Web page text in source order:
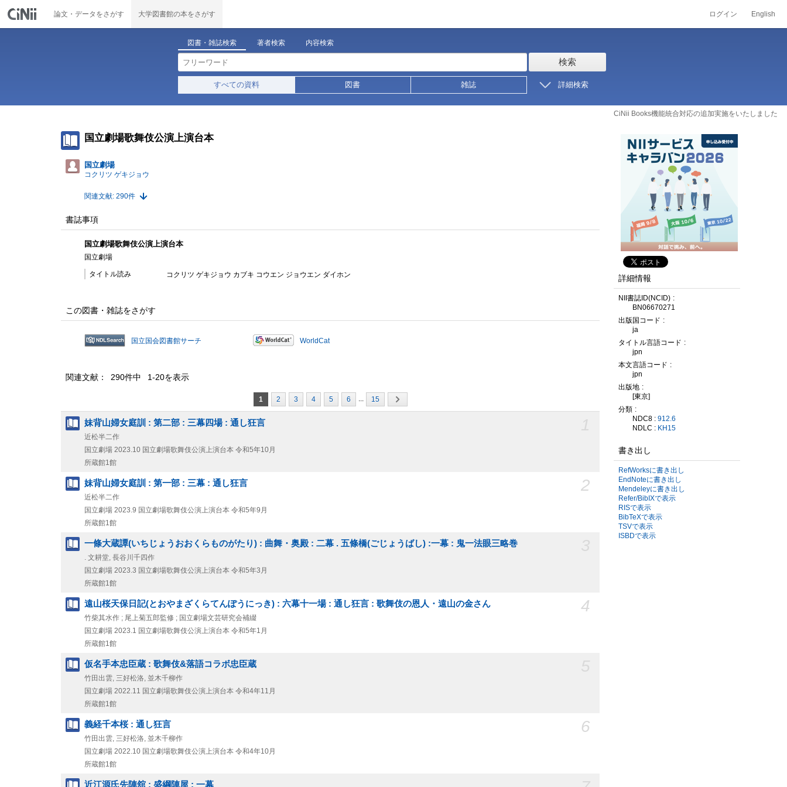
論文・データをさがす 大学図書館の本をさがす ログイン English
図書・雑誌検索 著者検索 内容検索
検索
すべての資料 図書 雑誌 詳細検索
CiNii Books機能統合対応の追加実施をいたしました
国立劇場歌舞伎公演上演台本
国立劇場
コクリツ ゲキジョウ
関連文献: 290件
書誌事項
国立劇場歌舞伎公演上演台本
国立劇場
タイトル読み コクリツ ゲキジョウ カブキ コウエン ジョウエン ダイホン
この図書・雑誌をさがす
国立国会図書館サーチ WorldCat
関連文献： 290件中 1-20を表示
1 2 3 4 5 6 ... 15
妹背山婦女庭訓 : 第二部 : 三幕四場 : 通し狂言
近松半二作
国立劇場 2023.10 国立劇場歌舞伎公演上演台本 令和5年10月
所蔵館1館
2
妹背山婦女庭訓 : 第一部 : 三幕 : 通し狂言
近松半二作
国立劇場 2023.9 国立劇場歌舞伎公演上演台本 令和5年9月
所蔵館1館
一條大蔵譚(いちじょうおおくらものがたり) : 曲舞・奥殿 : 二幕 . 五條橋(ごじょうばし) :一幕 : 鬼一法眼三略巻
. 文耕堂, 長谷川千四作
国立劇場 2023.3 国立劇場歌舞伎公演上演台本 令和5年3月
所蔵館1館
4
遠山桜天保日記(とおやまざくらてんぽうにっき) : 六幕十一場 : 通し狂言 : 歌舞伎の恩人・遠山の金さん
竹柴其水作 ; 尾上菊五郎監修 ; 国立劇場文芸研究会補綴
国立劇場 2023.1 国立劇場歌舞伎公演上演台本 令和5年1月
所蔵館1館
仮名手本忠臣蔵 : 歌舞伎&落語コラボ忠臣蔵
竹田出雲, 三好松洛, 並木千柳作
国立劇場 2022.11 国立劇場歌舞伎公演上演台本 令和4年11月
所蔵館1館
6
義経千本桜 : 通し狂言
竹田出雲, 三好松洛, 並木千柳作
国立劇場 2022.10 国立劇場歌舞伎公演上演台本 令和4年10月
所蔵館1館
近江源氏先陣舘 : 盛綱陣屋 : 一幕
詳細情報
NII書誌ID(NCID)
BN06670271
出版国コード
ja
タイトル言語コード
jpn
本文言語コード
jpn
出版地
[東京]
分類
NDC8 : 912.6
NDLC : KH15
書き出し
RefWorksに書き出し
EndNoteに書き出し
Mendeleyに書き出し
Refer/BibIXで表示
RISで表示
BibTeXで表示
TSVで表示
ISBDで表示